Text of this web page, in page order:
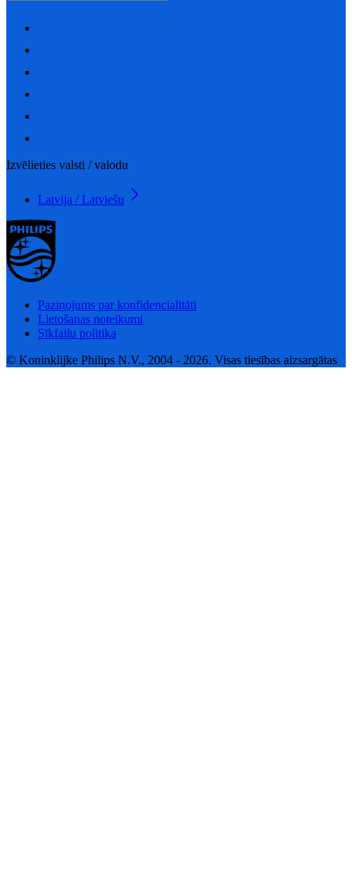
Izvēlieties valsti / valodu
Latvija / Latviešu
Paziņojums par konfidencialitāti
Lietošanas noteikumi
Sīkfailu politika
© Koninklijke Philips N.V., 2004 - 2026. Visas tiesības aizsargātas